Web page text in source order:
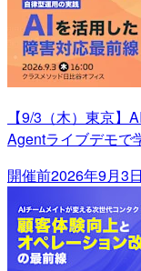
【9/3（木）東京
Agentライブデモで
開催前2026年9月3